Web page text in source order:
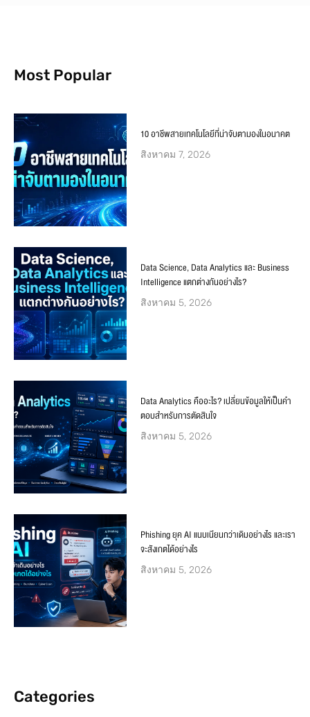
Most Popular
10 อาชีพสายเทคโนโลยีที่น่าจับตามองในอนาคต
สิงหาคม 7, 2026
Data Science, Data Analytics และ Business
Intelligence แตกต่างกันอย่างไร?
สิงหาคม 5, 2026
Data Analytics คืออะไร? เปลี่ยนข้อมูลให้เป็นคำ
ตอบสำหรับการตัดสินใจ
สิงหาคม 5, 2026
Phishing ยุค AI แนบเนียนกว่าเดิมอย่างไร และเรา
จะสังเกตได้อย่างไร
สิงหาคม 5, 2026
Categories